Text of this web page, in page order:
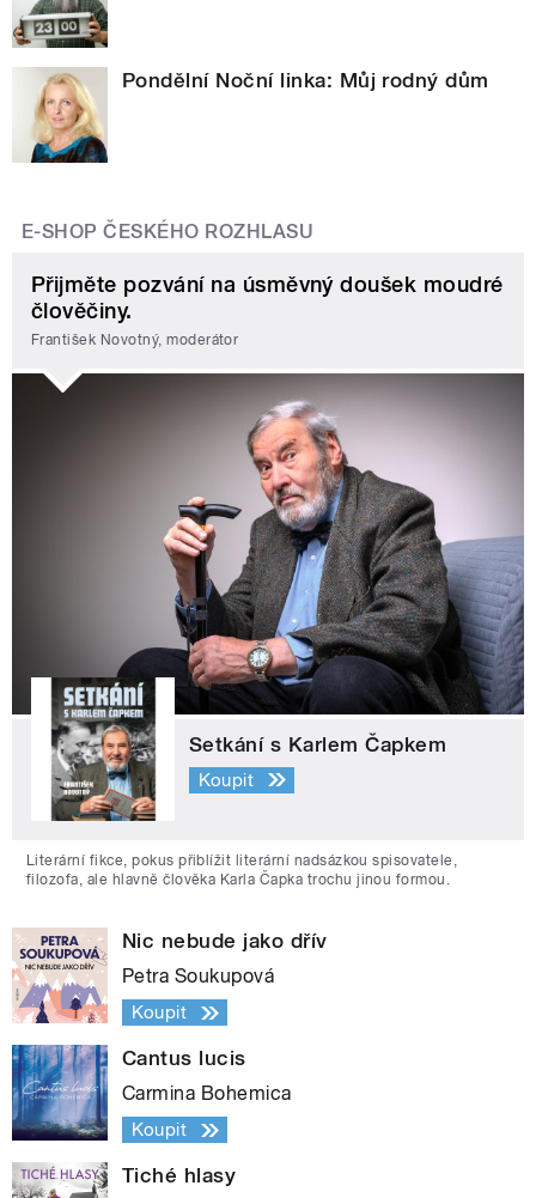
Pondělní Noční linka: Můj rodný dům
E-SHOP ČESKÉHO ROZHLASU
Přijměte pozvání na úsměvný doušek moudré
člověčiny.
František Novotný, moderátor
Setkání s Karlem Čapkem
Koupit
Literární fikce, pokus přiblížit literární nadsázkou spisovatele,
filozofa, ale hlavně člověka Karla Čapka trochu jinou formou.
Nic nebude jako dřív
Petra Soukupová
Koupit
Cantus lucis
Carmina Bohemica
Koupit
Tiché hlasy